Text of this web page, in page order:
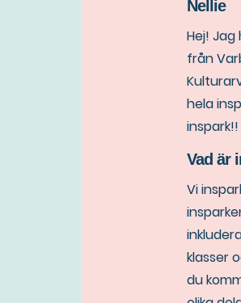
Nellie
Hej!
från
hela
inspark!!
Vad är
Vi
klasser
du